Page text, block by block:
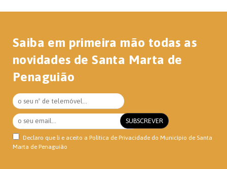
Saiba em primeira mão todas as
novidades de Santa Marta de
Penaguião
Declaro que li e aceito a Política de Privacidade do Município de Santa
Marta de Penaguião